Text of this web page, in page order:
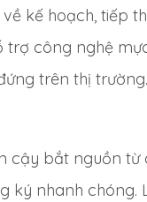
kế hoạch, tiếp
công nghệ mực
trên thị
cậy bắt nguồn
ký nhanh chóng.